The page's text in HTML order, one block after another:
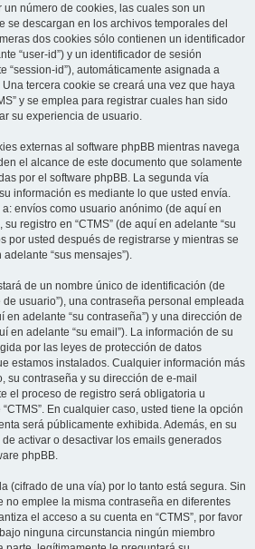
un número de cookies, las cuales son un
se descargan en los archivos temporales del
dos cookies sólo contienen un identificador
“user-id”) y un identificador de sesión
“session-id”), automáticamente asignada a
tercera cookie se creará una vez que haya
y se emplea para registrar cuales han sido
su experiencia de usuario.
externas al software phpBB mientras navega
el alcance de este documento que solamente
por el software phpBB. La segunda vía
información es mediante lo que usted envía.
envíos como usuario anónimo (de aquí en
registro en “CTMS” (de aquí en adelante “su
por usted después de registrarse y mientras se
“sus mensajes”).
de un nombre único de identificación (de
usuario”), una contraseña personal empleada
adelante “su contraseña”) y una dirección de
en adelante “su email”). La información de su
por las leyes de protección de datos
estamos instalados. Cualquier información más
su contraseña y su dirección de e-mail
el proceso de registro será obligatoria u
En cualquier caso, usted tiene la opción
será públicamente exhibida. Además, en su
activar o desactivar los emails generados
phpBB.
(cifrado de una vía) por lo tanto está segura. Sin
no emplee la misma contraseña en diferentes
el acceso a su cuenta en “CTMS”, por favor
ninguna circunstancia ningún miembro